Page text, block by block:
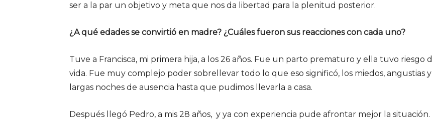
ser a la par un objetivo y meta que nos da libertad para la plenitud posterior.
¿A qué edades se convirtió en madre? ¿Cuáles fueron sus reacciones con cada uno?
Tuve a Francisca, mi primera hija, a los 26 años. Fue un parto prematuro y ella tuvo riesgo
vida. Fue muy complejo poder sobrellevar todo lo que eso significó, los miedos, angustias y
largas noches de ausencia hasta que pudimos llevarla a casa.
Después llegó Pedro, a mis 28 años, y ya con experiencia pude afrontar mejor la situación.